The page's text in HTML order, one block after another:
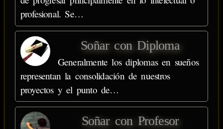
profesional. Se…
Soñar con Diploma
Generalmente los diplomas en sueños
representan la consolidación de nuestros
proyectos y el punto de…
Soñar con Profesor